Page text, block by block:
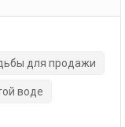
для продажи
воде